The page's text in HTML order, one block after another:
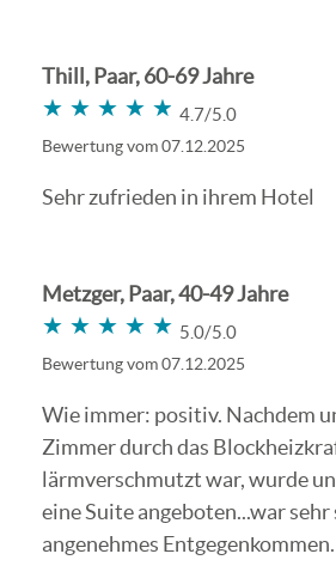
Thill, Paar, 60-69 Jahre
★★★★★
★★★★★ 4.7/5.0
Bewertung vom 07.12.2025
Sehr zufrieden in ihrem Hotel
Metzger, Paar, 40-49 Jahre
★★★★★
★★★★★ 5.0/5.0
Bewertung vom 07.12.2025
Wie immer: positiv. Nachdem
Zimmer durch das
lärmverschmutzt war, wurde
eine Suite angeboten...war sehr
angenehmes Entgegenkommen.